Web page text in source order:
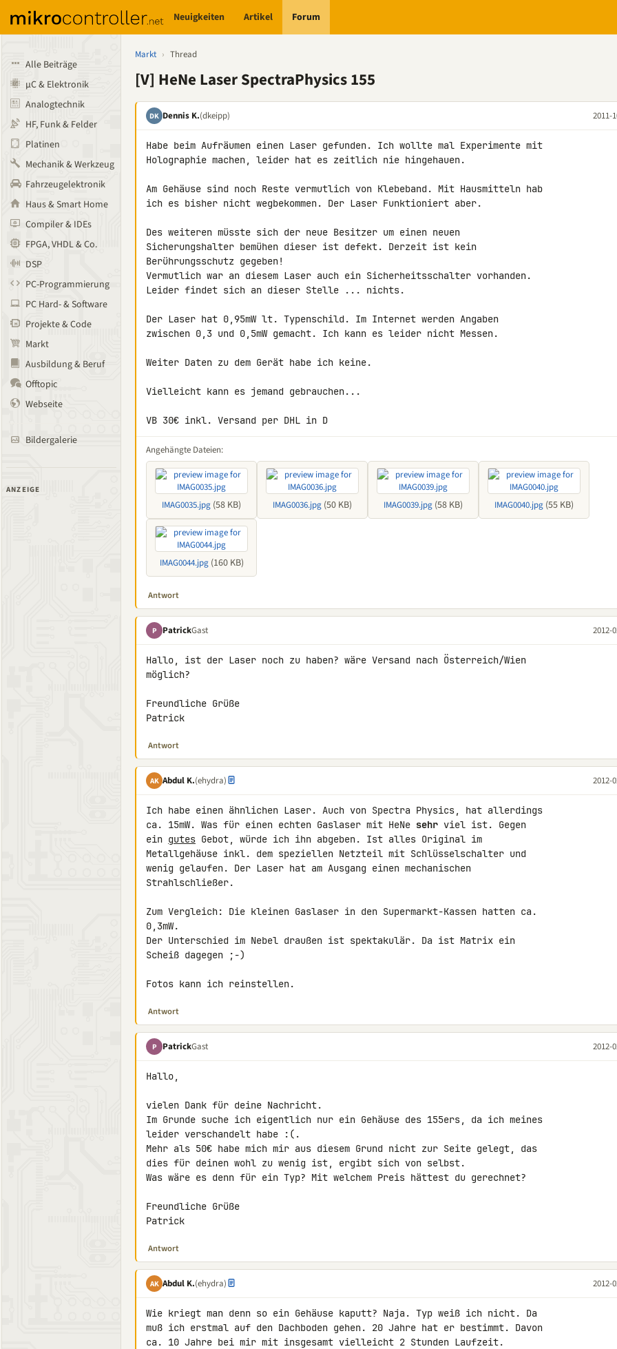
Neuigkeiten Artikel Forum
Alle Beiträge
µC & Elektronik
Analogtechnik
HF, Funk & Felder
Platinen
Mechanik & Werkzeug
Fahrzeugelektronik
Haus & Smart Home
Compiler & IDEs
FPGA, VHDL & Co.
DSP
PC-Programmierung
PC Hard- & Software
Projekte & Code
Markt
Ausbildung & Beruf
Offtopic
Webseite
Bildergalerie
ANZEIGE
Markt › Thread
[V] HeNe Laser SpectraPhysics 155
DK Dennis K.(dkeipp) 2011-
Habe beim Aufräumen einen Laser gefunden. Ich wollte mal Experimente mit
Holographie machen, leider hat es zeitlich nie hingehauen.
Am Gehäuse sind noch Reste vermutlich von Klebeband. Mit Hausmitteln hab
ich es bisher nicht wegbekommen. Der Laser Funktioniert aber.
Des weiteren müsste sich der neue Besitzer um einen neuen
Sicherungshalter bemühen dieser ist defekt. Derzeit ist kein
Berührungsschutz gegeben!
Vermutlich war an diesem Laser auch ein Sicherheitsschalter vorhanden.
Leider findet sich an dieser Stelle ... nichts.
Der Laser hat 0,95mW lt. Typenschild. Im Internet werden Angaben
zwischen 0,3 und 0,5mW gemacht. Ich kann es leider nicht Messen.
Weiter Daten zu dem Gerät habe ich keine.
Vielleicht kann es jemand gebrauchen...
VB 30€ inkl. Versand per DHL in D
Angehängte Dateien:
IMAG0035.jpg (58 KB) IMAG0036.jpg (50 KB) IMAG0039.jpg (58 KB) IMAG0040.jpg (55 KB)
IMAG0044.jpg(160 KB)
Antwort
P PatrickGast 2012-
Hallo, ist der Laser noch zu haben? wäre Versand nach Österreich/Wien
möglich?
Freundliche Grüße
Patrick
Antwort
AK Abdul K.(ehydra) 2012-
Ich habe einen ähnlichen Laser. Auch von Spectra Physics, hat allerdings
ca. 15mW. Was für einen echten Gaslaser mit HeNe sehr viel ist. Gegen
ein gutes Gebot, würde ich ihn abgeben. Ist alles Original im
Metallgehäuse inkl. dem speziellen Netzteil mit Schlüsselschalter und
wenig gelaufen. Der Laser hat am Ausgang einen mechanischen
Strahlschließer.
Zum Vergleich: Die kleinen Gaslaser in den Supermarkt-Kassen hatten ca.
0,3mW.
Der Unterschied im Nebel draußen ist spektakulär. Da ist Matrix ein
Scheiß dagegen ;-)
Fotos kann ich reinstellen.
Antwort
P PatrickGast 2012-
Hallo,
vielen Dank für deine Nachricht.
Im Grunde suche ich eigentlich nur ein Gehäuse des 155ers, da ich meines
leider verschandelt habe :(.
Mehr als 50€ habe mich mir aus diesem Grund nicht zur Seite gelegt, das
dies für deinen wohl zu wenig ist, ergibt sich von selbst.
Was wäre es denn für ein Typ? Mit welchem Preis hättest du gerechnet?
Freundliche Grüße
Patrick
Antwort
AK Abdul K.(ehydra) 2012-
Wie kriegt man denn so ein Gehäuse kaputt? Naja. Typ weiß ich nicht. Da
muß ich erstmal auf den Dachboden gehen. 20 Jahre hat er bestimmt. Davon
ca. 10 Jahre bei mir mit insgesamt vielleicht 2 Stunden Laufzeit.